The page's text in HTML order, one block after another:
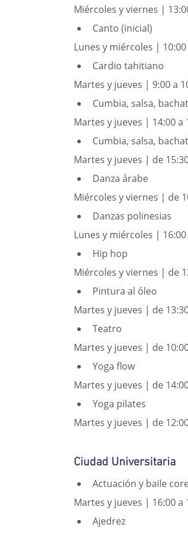
Miércoles y viernes |
Canto (inicial)
Lunes y miércoles | 10:00
Cardio tahitiano
Martes y jueves | 9:00 a
Cumbia, salsa,
Martes y jueves | 14:00 a
Cumbia, salsa,
Martes y jueves | de
Danza árabe
Miércoles y viernes | de
Danzas polinesias
Lunes y miércoles | 16:00
Hip hop
Miércoles y viernes | de
Pintura al óleo
Martes y jueves | de
Teatro
Martes y jueves | de
Yoga flow
Martes y jueves | de
Yoga pilates
Martes y jueves | de
Ciudad Universitaria
Actuación y baile
Martes y jueves | 16:00 a
Ajedrez